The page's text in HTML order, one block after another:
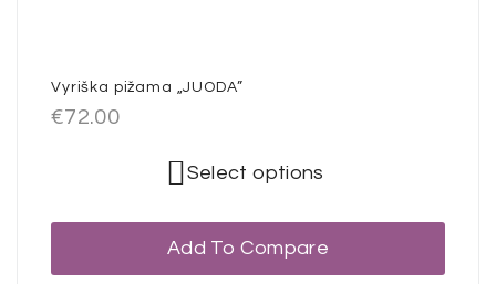
Vyriška pižama „JUODA”
€72.00
Select options
Add To Compare